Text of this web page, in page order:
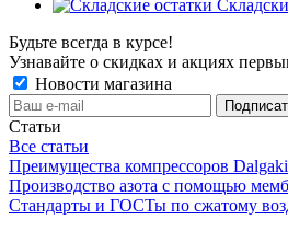
Будьте всегда в курсе!
Узнавайте о скидках и акциях
Новости магазина
Статьи
Все статьи
Преимущества компрессоров
Производство азота с помощью
Стандарты и ГОСТы по сжатому